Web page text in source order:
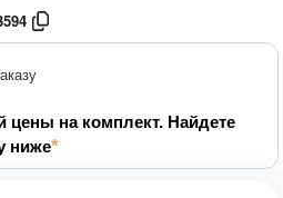
цены на комплект. Найдете
ниже